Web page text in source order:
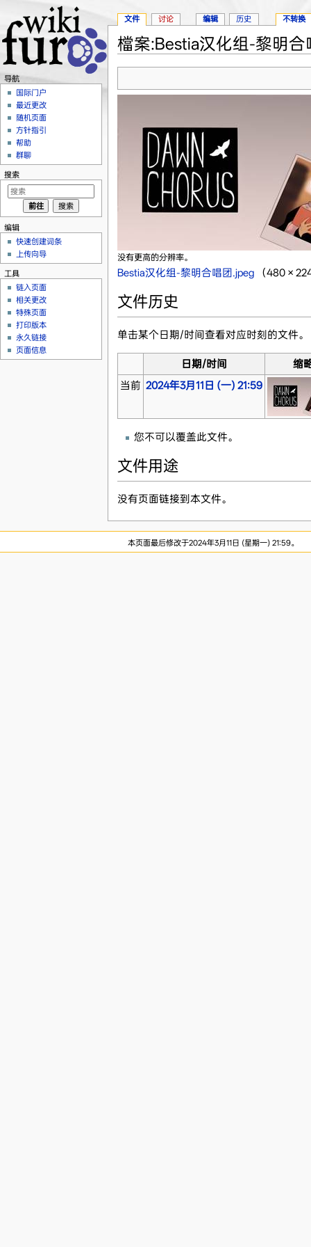
檔案:Bestia汉化组-黎明合
没有更高的分辨率。
Bestia汉化组-黎明合唱团.jpeg‎ （480 ×
文件历史
单击某个日期/时间查看对应时刻的文件。
日期/时间
缩
当前 2024年3月11日 (一) 21:59
您不可以覆盖此文件。
文件用途
没有页面链接到本文件。
文件 讨论 编辑 历史 不转换
导航
国际门户
最近更改
随机页面
方针指引
帮助
群聊
搜索
编辑
快速创建词条
上传向导
工具
链入页面
相关更改
特殊页面
打印版本
永久链接
页面信息
本页面最后修改于2024年3月11日 (星期一) 21:59。